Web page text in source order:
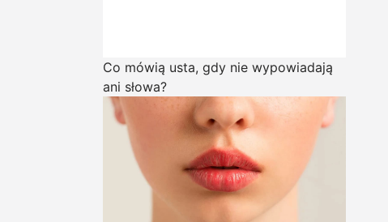
Co mówią usta, gdy nie wypowiadają
ani słowa?